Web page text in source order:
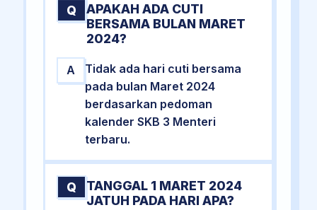
Q
APAKAH ADA CUTI
BERSAMA BULAN MARET
2024?
A
Tidak ada hari cuti bersama
pada bulan Maret 2024
berdasarkan pedoman
kalender SKB 3 Menteri
terbaru.
Q
TANGGAL 1 MARET 2024
JATUH PADA HARI APA?